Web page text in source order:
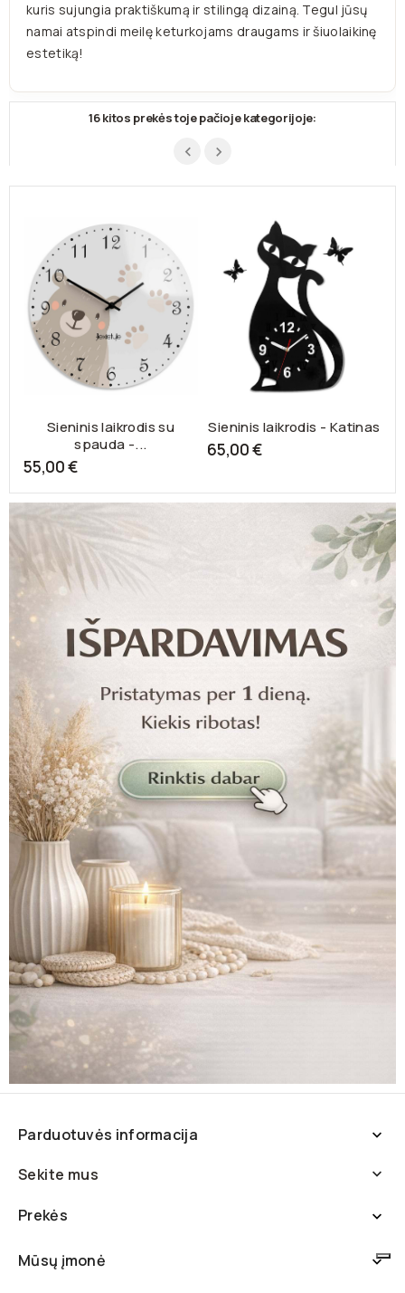
kuris sujungia praktiškumą ir stilingą dizainą. Tegul jūsų
namai atspindi meilę keturkojams draugams ir šiuolaikinę
estetiką!
16 kitos prekės toje pačioje kategorijoje:
Sieninis laikrodis su
spauda -...
55,00 €
Sieninis laikrodis - Katinas
65,00 €
Parduotuvės informacija 
Sekite mus 
Prekės 
Mūsų įmonė 